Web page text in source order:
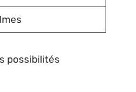
possibilités